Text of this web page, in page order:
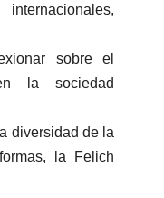
sobre el
la sociedad
diversidad de la
la Felich